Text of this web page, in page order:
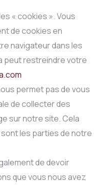
« cookies ». Vous
de cookies en
navigateur dans les
peut restreindre votre
permet pas de vous
de collecter des
sur notre site. Cela
les parties de notre
de devoir
que vous nous avez